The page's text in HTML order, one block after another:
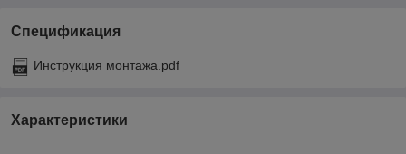
Спецификация
Инструкция монтажа.pdf
Характеристики